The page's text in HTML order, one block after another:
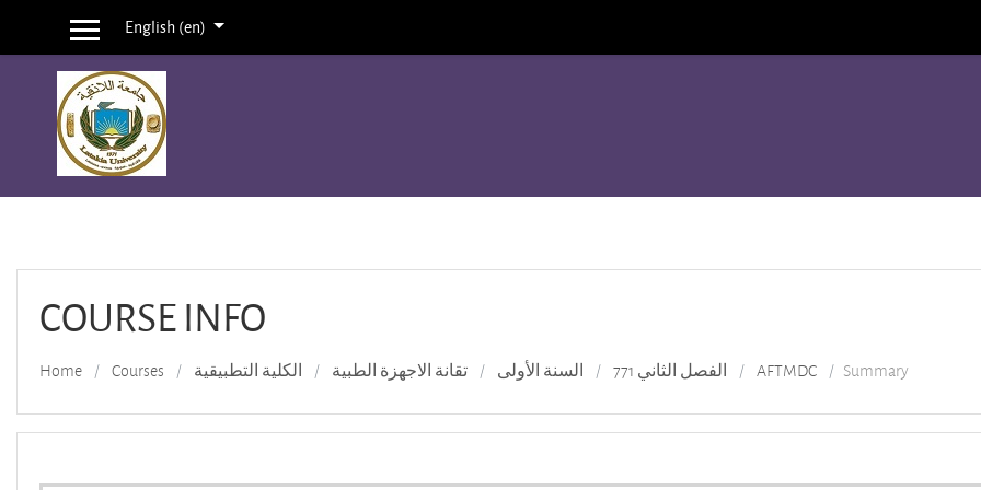
Skip to main content
Side panelEnglish ‎(en)‎
COURSE INFO
Home Courses الكلية التطبيقية تقانة الاجهزة الطبية السنة الأولى الفصل الثاني 771 AFTMDC Summary